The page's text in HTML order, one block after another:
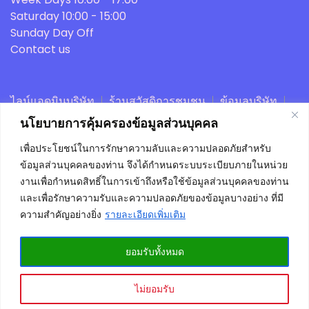
นโยบายการคุ้มครองข้อมูลส่วนบุคคล
เพื่อประโยชน์ในการรักษาความลับและความปลอดภัยสำหรับ
ข้อมูลส่วนบุคคลของท่าน จึงได้กำหนดระบบระเบียบภายในหน่วย
งานเพื่อกำหนดสิทธิ์ในการเข้าถึงหรือใช้ข้อมูลส่วนบุคคลของท่าน
และเพื่อรักษาความรับและความปลอดภัยของข้อมูลบางอย่าง ที่มี
ความสำคัญอย่างยิ่ง รายละเอียดเพิ่มเติม
ไม่ยอมรับ
ยอมรับทั้งหมด
Saturday10:00 - 15:00
Sunday Day Off
Contact us
ไลน์แอดมินบริษัท ร้านสวัสดิการชุมชน ข้อมูลบริษัท
ตะกร้าสินค้า
โหลดแอพร้านค้าสวัสดิการ บัญชีของฉัน
www.silverplacegroup.com - A theme by Gradient
Themes ©
เปลี่ยนภาษา »
ติดต่อแอดมิน
Open chaty
2